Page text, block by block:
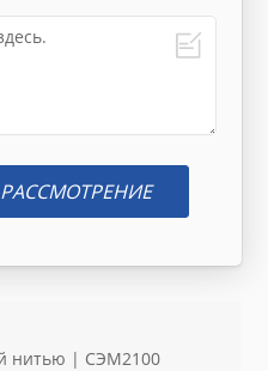
нитью | СЭМ2100